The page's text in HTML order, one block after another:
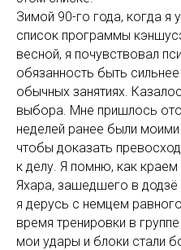
Зимой 90-го года, когда я
список программы
весной, я почувствовал
обязанность быть
обычных занятиях.
выбора. Мне пришлось
неделей ранее были
чтобы доказать
к делу. Я помню, как
Яхара, зашедшего в
я дерусь с немцем
время тренировки в
мои удары и блоки стали